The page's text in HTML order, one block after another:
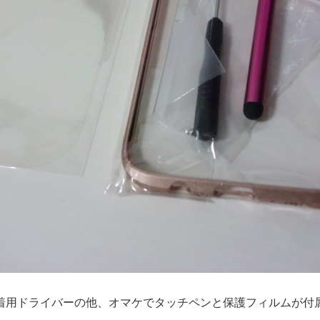
用ドライバーの他、オマケでタッチペンと保護フィルムが付